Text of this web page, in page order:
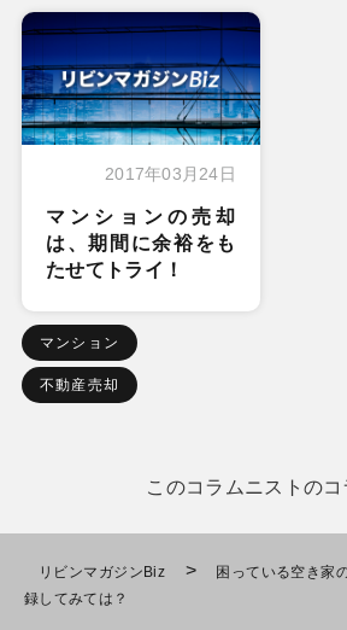
2017年03月24日
マンションの売却
は、期間に余裕をも
たせてトライ！
マンション
不動産売却
このコラムニストの
リビンマガジンBiz >
困っている空き家
録してみては？